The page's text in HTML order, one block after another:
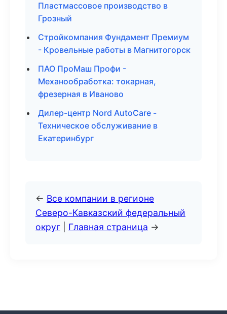
Пластмассовое производство в
Грозный
Стройкомпания Фундамент Премиум
- Кровельные работы в Магнитогорск
ПАО ПроМаш Профи -
Механообработка: токарная,
фрезерная в Иваново
Дилер-центр Nord AutoCare -
Техническое обслуживание в
Екатеринбург
← Все компании в регионе
Северо-Кавказский федеральный
округ
Главная страница →